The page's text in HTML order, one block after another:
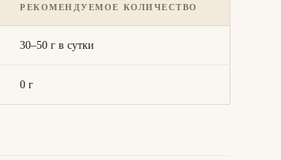
РЕКОМЕНДУЕМОЕ КОЛИЧЕСТВО
30–50 г в сутки
0 г